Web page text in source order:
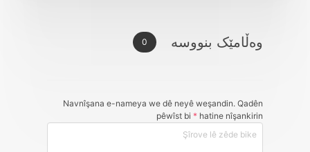
وەڵامێک بنووسە 0
Navnîşana e-nameya we dê neyê weşandin. Qadên
pêwîst bi * hatine nîşankirin